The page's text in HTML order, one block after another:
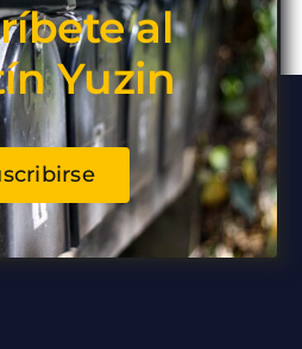
al
Yuzin